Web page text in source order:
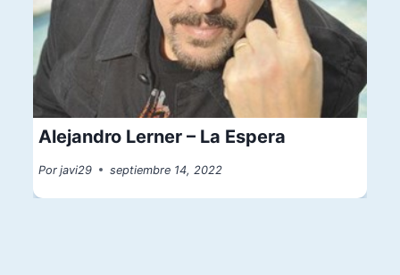
Alejandro Lerner – La Espera
Por javi29 septiembre 14, 2022